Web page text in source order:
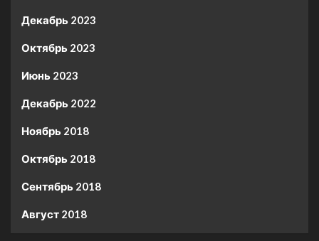
Декабрь 2023
Октябрь 2023
Июнь 2023
Декабрь 2022
Ноябрь 2018
Октябрь 2018
Сентябрь 2018
Август 2018